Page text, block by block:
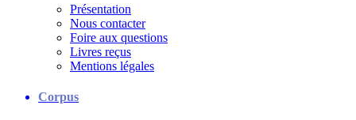
Présentation
Nous contacter
Foire aux questions
Livres reçus
Mentions légales
Corpus